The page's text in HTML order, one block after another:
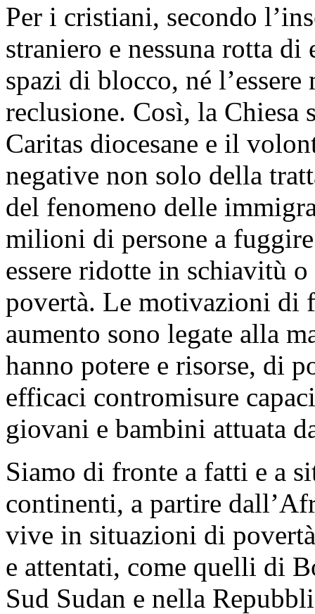
Per i cristiani, secondo
straniero e nessuna rotta
spazi di blocco, né
reclusione. Così, la Chiesa
Caritas diocesane e il
negative non solo della
del fenomeno delle
milioni di persone a
essere ridotte in schiavitù
povertà. Le motivazioni di
aumento sono legate alla
hanno potere e risorse, di
efficaci contromisure
giovani e bambini attuata
Siamo di fronte a fatti e a
continenti, a partire
vive in situazioni di
e attentati, come quelli di
Sud Sudan e nella